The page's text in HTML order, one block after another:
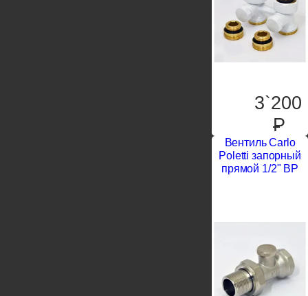
3`200
P
Вентиль Carlo
Poletti запорный
прямой 1/2" ВР